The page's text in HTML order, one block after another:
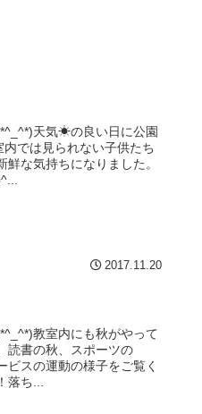
天気☀の良い日に公園
では見られない子供たち
な気持ちになりました。
2017.11.20
教室内にも秋がやって
読書の秋、スポーツの
スの運動の様子をご覧く
落ち...